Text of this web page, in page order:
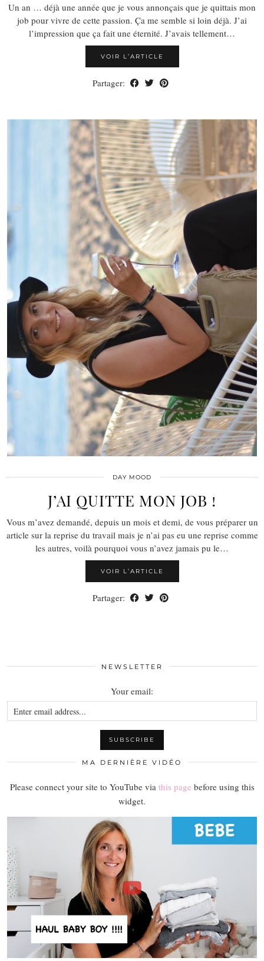
Un an … déjà une année que je vous annonçais que je quittais mon
job pour vivre de cette passion. Ça me semble si loin déjà. J’ai
l’impression que ça fait une éternité. J’avais tellement…
VOIR L’ARTICLE
Partager:
DAY MOOD
J’AI QUITTE MON JOB !
Vous m’avez demandé, depuis un mois et demi, de vous préparer un
article sur la reprise du travail mais je n’ai pas eu une reprise comme
les autres, voilà pourquoi vous n’avez jamais pu le…
VOIR L’ARTICLE
Partager:
NEWSLETTER
Your email:
MA DERNIÈRE VIDÉO
Please connect your site to YouTube via this page before using this
widget.